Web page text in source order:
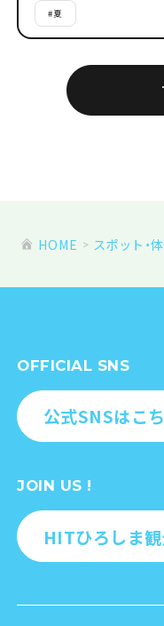
#夏
HOME スポット・
OFFICIAL SNS
公式SNSはこ
JOIN US !
HITひろしま観